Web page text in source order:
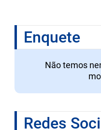
Enquete
Não temos
Redes